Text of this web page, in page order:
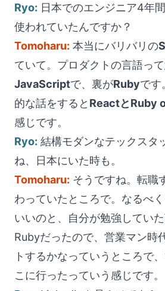
Ryo: 日本でのエンジニア4年
使われていたんですか？
Tomoharu: 本当にバリバリの
ていて。プロダクトの言語っ
JavaScriptで、裏がRubyです
的な話をすると ReactとRuby
感じです。
Ryo: 結構モダンなテックスタ
ね、日本にいた時も。
Tomoharu: そうですね。転職
わっていたところで。なるべ
いいのと、自分が勉強してい
Rubyだったので、営業マン時
トするかなっていうところで
こに行ったっていう感じです。